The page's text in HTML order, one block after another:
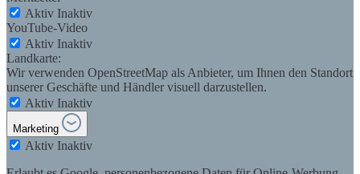
Aktiv Inaktiv
YouTube-Video
Aktiv Inaktiv
Landkarte:
Wir verwenden OpenStreetMap als Anbieter, um Ihnen den Standort
unserer Geschäfte und Händler visuell darzustellen.
Aktiv Inaktiv
Marketing
Aktiv Inaktiv